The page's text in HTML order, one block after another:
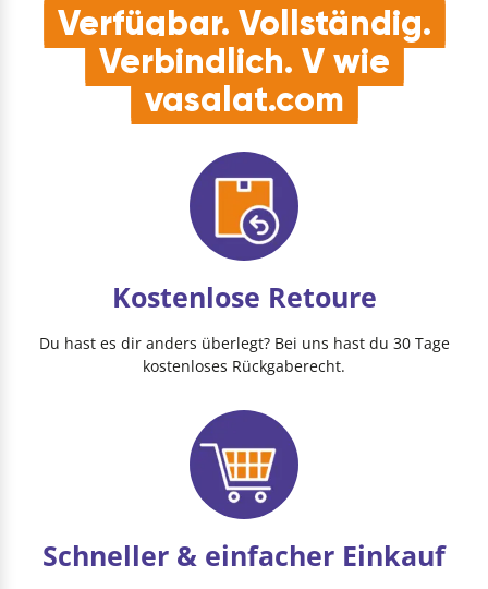
Verfügbar. Vollständig.
Verbindlich. V wie
vasalat.com
Kostenlose Retoure
Du hast es dir anders überlegt? Bei uns hast du 30 Tage
kostenloses Rückgaberecht.
Schneller & einfacher Einkauf